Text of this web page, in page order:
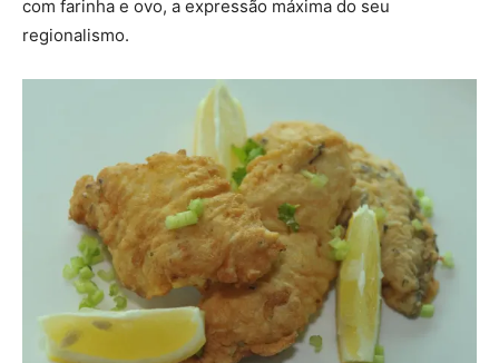
com farinha e ovo, a expressão máxima do seu
regionalismo.